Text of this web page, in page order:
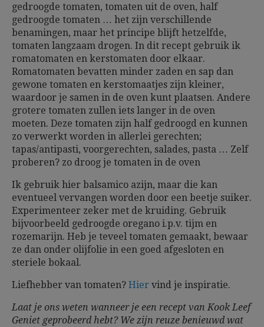
gedroogde tomaten, tomaten uit de oven, half
gedroogde tomaten … het zijn verschillende
benamingen, maar het principe blijft hetzelfde,
tomaten langzaam drogen. In dit recept gebruik ik
romatomaten en kerstomaten door elkaar.
Romatomaten bevatten minder zaden en sap dan
gewone tomaten en kerstomaatjes zijn kleiner,
waardoor je samen in de oven kunt plaatsen. Andere
grotere tomaten zullen iets langer in de oven
moeten. Deze tomaten zijn half gedroogd en kunnen
zo verwerkt worden in allerlei gerechten;
tapas/antipasti, voorgerechten, salades, pasta … Zelf
proberen? zo droog je tomaten in de oven
Ik gebruik hier balsamico azijn, maar die kan
eventueel vervangen worden door een beetje suiker.
Experimenteer zeker met de kruiding. Gebruik
bijvoorbeeld gedroogde oregano i.p.v. tijm en
rozemarijn. Heb je teveel tomaten gemaakt, bewaar
ze dan onder olijfolie in een goed afgesloten en
steriele bokaal.
Liefhebber van tomaten? Hier vind je inspiratie.
Laat je ons weten wanneer je een recept van Kook Leef
Geniet geprobeerd hebt? We zijn reuze benieuwd wat